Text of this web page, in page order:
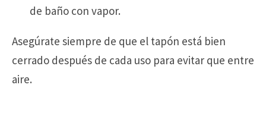
de baño con vapor.
Asegúrate siempre de que el tapón está bien
cerrado después de cada uso para evitar que entre
aire.